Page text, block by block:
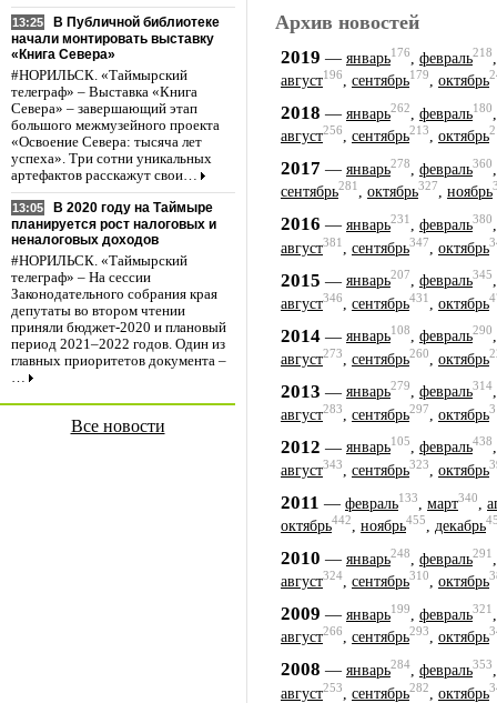
13:25
В Публичной библиотеке
начали монтировать выставку
«Книга Севера»
#НОРИЛЬСК. «Таймырский
телеграф» – Выставка «Книга
Севера» – завершающий этап
большого межмузейного проекта
«Освоение Севера: тысяча лет
успеха». Три сотни уникальных
артефактов расскажут свои…
13:05
В 2020 году на Таймыре
планируется рост налоговых и
неналоговых доходов
#НОРИЛЬСК. «Таймырский
телеграф» – На сессии
Законодательного собрания края
депутаты во втором чтении
приняли бюджет-2020 и плановый
период 2021–2022 годов. Один из
главных приоритетов документа –
…
Все новости
Архив новостей
2019 — январь176 февраль218
август196, сентябрь179, октябрь
2018 — январь262 февраль180
август256, сентябрь213, октябрь
2017 — январь278 февраль360
сентябрь281, октябрь327, ноябрь
2016 — январь231 февраль380
август381 сентябрь347 октябрь
2015 — январь207, февраль345
август346 сентябрь431 октябрь
2014 — январь108, февраль290
август273 сентябрь260 октябрь
2013 — январь279, февраль314
август283 сентябрь297 октябрь
2012 — январь105, февраль438
август343, сентябрь323, октябрь
2011 — февраль133 март340
октябрь442, ноябрь455, декабрь
2010 — январь248 февраль291
август324, сентябрь310, октябрь
2009 — январь199 февраль321
август266, сентябрь293, октябрь
2008 — январь284 февраль353
август253 сентябрь282 октябрь